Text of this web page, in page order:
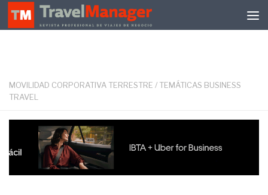
Debajo del contenido
MOVILIDAD CORPORATIVA TERRESTRE / TEMÁTICAS BUSINESS
TRAVEL